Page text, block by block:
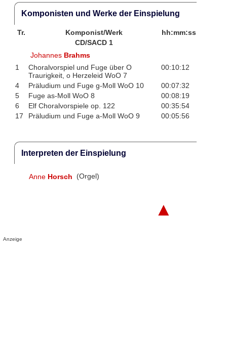
Komponisten und Werke der Einspielung
Tr. Komponist/Werk
hh:mm:ss
CD/SACD 1
Johannes Brahms
1
Choralvorspiel und Fuge über O
Traurigkeit, o Herzeleid WoO 7
00:10:12
4 Präludium und Fuge g-Moll WoO 10
00:07:32
5
Fuge as-Moll WoO 8
00:08:19
6
Elf Choralvorspiele op. 122
00:35:54
17
Präludium und Fuge a-Moll WoO 9 00:05:56
Interpreten der Einspielung
Anne Horsch (Orgel)
▲
Anzeige